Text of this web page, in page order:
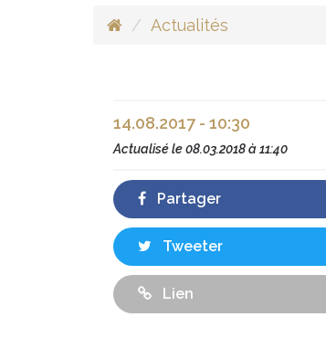
Actualités
14.08.2017 - 10:30
Actualisé le08.03.2018 à 11:40
Partager
Tweeter
Lien